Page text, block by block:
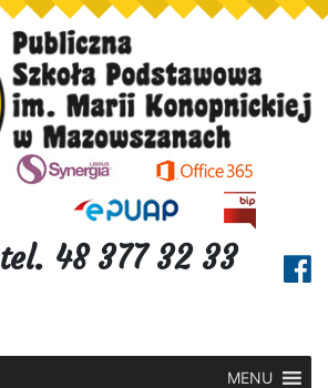
tel. 48 377 32 33
MENU